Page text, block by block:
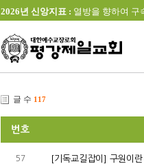
2026년 신앙지표 : 열방을 향하여 구
글 수 117
번호
57 [기독교길잡이] 구원이